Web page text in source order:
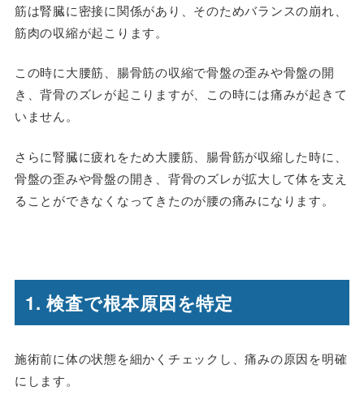
筋は腎臓に密接に関係があり、そのためバランスの崩れ、
筋肉の収縮が起こります。
この時に大腰筋、腸骨筋の収縮で骨盤の歪みや骨盤の開
き、背骨のズレが起こりますが、この時には痛みが起きて
いません。
さらに腎臓に疲れをため大腰筋、腸骨筋が収縮した時に、
骨盤の歪みや骨盤の開き、背骨のズレが拡大して体を支え
ることができなくなってきたのが腰の痛みになります。
1. 検査で根本原因を特定
施術前に体の状態を細かくチェックし、痛みの原因を明確
にします。